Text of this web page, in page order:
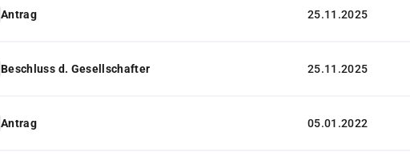
Antrag 25.11.2025
Beschluss d. Gesellschafter 25.11.2025
Antrag 05.01.2022